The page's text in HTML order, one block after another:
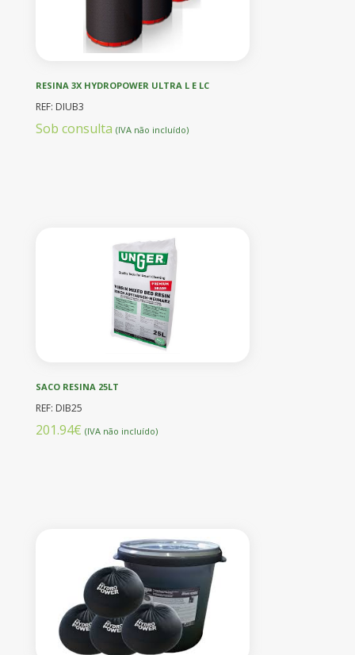
RESINA 3X HYDROPOWER ULTRA L E LC
REF: DIUB3
Sob consulta (IVA não incluído)
SACO RESINA 25LT
REF: DIB25
201.94€ (IVA não incluído)